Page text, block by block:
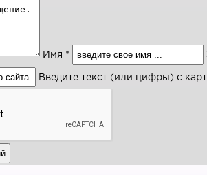
Имя *
Введите текст (или цифры) с